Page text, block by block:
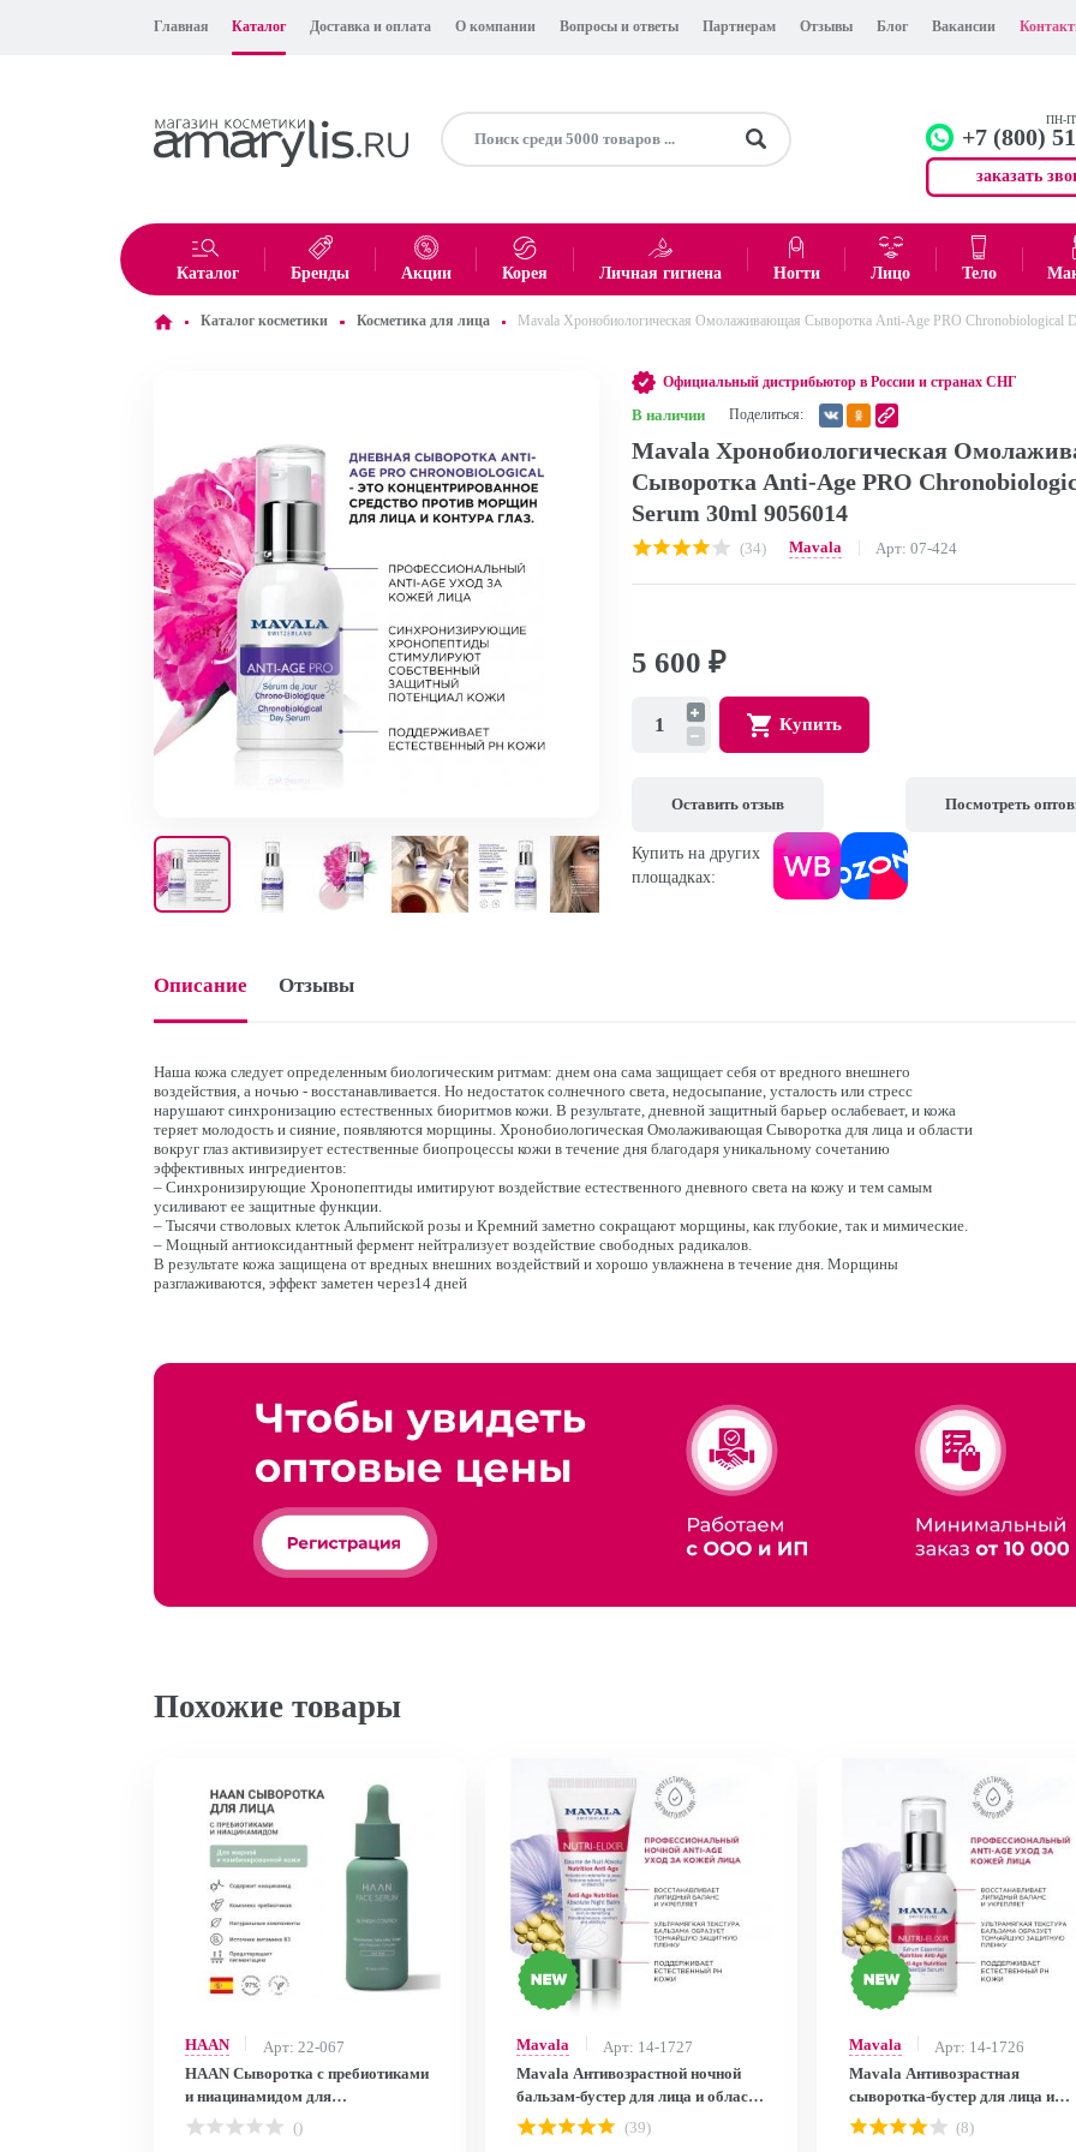
Главная Каталог Доставка и оплата О компании Вопросы и ответы Партнерам Отзывы Блог Вакансии
ПН-
+7 (800)
заказать
Офис +7 (499)
Итого: 0 ₽
Каталог Бренды Акции Корея Личная гигиена Ногти Лицо Тело
Каталог косметики Косметика для лица Mavala Хронобиологическая Омолаживающая Сыворотка Anti-Age PRO Chronobiological
Официальный дистрибьютор в России и странах СНГ
В наличии Поделиться:
Mavala Хронобиологическая
Сыворотка Anti-Age PRO
Serum 30ml 9056014
(34) Mavala Арт: 07-424
5 600 ₽
Купить
Оставить отзыв Посмотреть
Купить на других
площадках:
Описание Отзывы
Наша кожа следует определенным биологическим ритмам: днем она сама защищает себя от вредного внешнего
воздействия, а ночью - восстанавливается. Но недостаток солнечного света, недосыпание, усталость или стресс
нарушают синхронизацию естественных биоритмов кожи. В результате, дневной защитный барьер ослабевает, и кожа
теряет молодость и сияние, появляются морщины. Хронобиологическая Омолаживающая Сыворотка для лица и области
вокруг глаз активизирует естественные биопроцессы кожи в течение дня благодаря уникальному сочетанию
эффективных ингредиентов:
– Синхронизирующие Хронопептиды имитируют воздействие естественного дневного света на кожу и тем самым
усиливают ее защитные функции.
– Тысячи стволовых клеток Альпийской розы и Кремний заметно сокращают морщины, как глубокие, так и мимические.
– Мощный антиоксидантный фермент нейтрализует воздействие свободных радикалов.
В результате кожа защищена от вредных внешних воздействий и хорошо увлажнена в течение дня. Морщины
разглаживаются, эффект заметен через14 дней
Похожие товары
HAAN
Арт: 22-067
HAAN Сыворотка с пребиотиками
и ниацинамидом для
комбинированной и жирной кожи
/Niacinamide Face Serum for Oily
()
Mavala
Арт: 14-1727
Mavala Антивозрастной ночной
бальзам-бустер для лица и области
вокруг глаз / Anti-Age Nutrition
Absolute Night Balm 65ml 9057214
(39)
Mavala
Арт: 14-1726
Mavala Антивозрастная
сыворотка-бустер для лица и
области вокруг глаз / Anti-Age
Nutrition Essential Serum 30 ml
(8)